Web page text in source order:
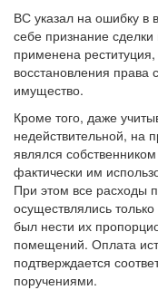
ВС указал на ошибку в
себе признание сделки
применена
восстановления права
имущество.
Кроме того, даже
недействительной, на
являлся
фактически им
При этом все расходы
осуществлялись
был нести их
помещений. Оплата
подтверждается
поручениями.